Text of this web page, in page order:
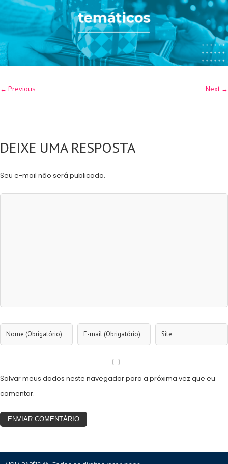
← Previous Next →
DEIXE UMA RESPOSTA
Seu e-mail não será publicado.
Salvar meus dados neste navegador para a próxima vez que eu
comentar.